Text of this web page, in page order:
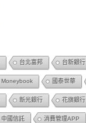
台北富邦 台新銀行
Moneybook 國泰世華
新光銀行 花旗銀行
中國信託 消費管理APP